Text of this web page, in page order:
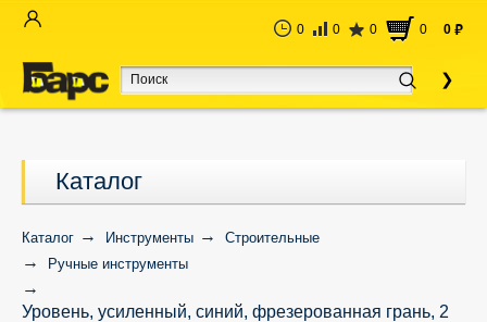
0 0 0 0 0 руб
Каталог
Каталог Инструменты
Строительные
Ручные инструменты
Уровень, усиленный, синий, фрезерованная грань, 2